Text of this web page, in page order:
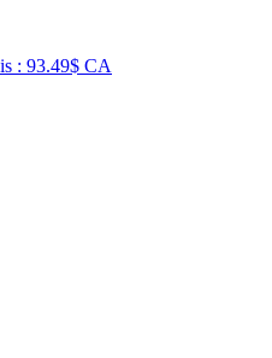
: 93.49$ CA